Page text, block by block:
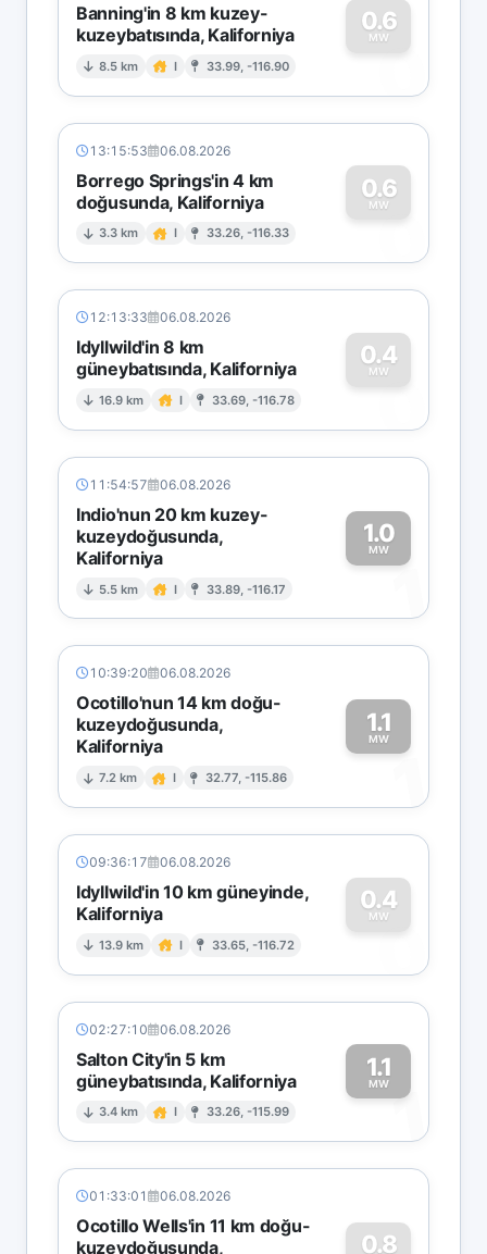
Banning'in 8 km kuzey-
kuzeybatısında, Kaliforniya
8.5 km I 33.99, -116.90
0.6
MW
0
13:15:53 06.08.2026
Borrego Springs'in 4 km
doğusunda, Kaliforniya
3.3 km I 33.26, -116.33
0.6
MW
0
12:13:33 06.08.2026
Idyllwild'in 8 km
güneybatısında, Kaliforniya
16.9 km I 33.69, -116.78
0.4
MW
0
11:54:57 06.08.2026
Indio'nun 20 km kuzey-
kuzeydoğusunda,
Kaliforniya
5.5 km I 33.89, -116.17
1.0
MW
1
10:39:20 06.08.2026
Ocotillo'nun 14 km doğu-
kuzeydoğusunda,
Kaliforniya
7.2 km I 32.77, -115.86
1.1
MW
1
09:36:17 06.08.2026
Idyllwild'in 10 km güneyinde,
Kaliforniya
13.9 km I 33.65, -116.72
0.4
MW
0
02:27:10 06.08.2026
Salton City'in 5 km
güneybatısında, Kaliforniya
3.4 km I 33.26, -115.99
1.1
MW1
01:33:01 06.08.2026
Ocotillo Wells'in 11 km doğu-
kuzeydoğusunda,
0.8